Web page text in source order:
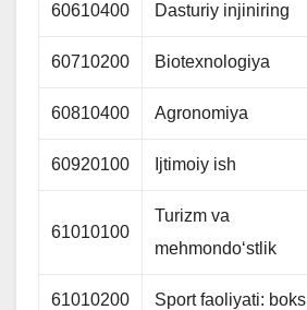
60610400 Dasturiy injiniring
60710200 Biotexnologiya
60810400 Agronomiya
60920100 Ijtimoiy ish
61010100
Turizm va
mehmondoʻstlik
61010200 Sport faoliyati: boks